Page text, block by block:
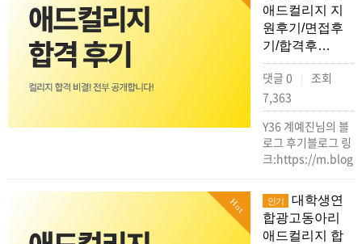
애드컬리지 지
원후기/면접후
기/합격후…
댓글 0 |
조회
7,363
Y36 계예진님의 블
로그 후기블로그 링
크:https://
Hot 인기
대학생연
합광고동아리
애드컬리지 합